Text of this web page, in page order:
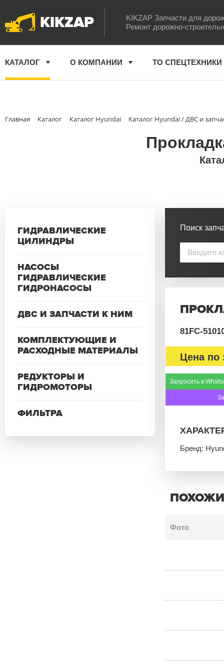
KIKZAP
KIKZAP Запчасти для
Ремонт дорожно-
КАТАЛОГ О КОМПАНИИ ТО СПЕЦТЕХНИКИ
Главная Каталог Каталог Hyundai Каталог Hyundai / ДВС и
ГИДРАВЛИЧЕСКИЕ
ЦИЛИНДРЫ
НАСОСЫ
ГИДРАВЛИЧЕСКИЕ
ГИДРОНАСОСЫ
ДВС И ЗАПЧАСТИ К НИМ
КОМПЛЕКТУЮЩИЕ И
РАСХОДНЫЕ МАТЕРИАЛЫ
РЕДУКТОРЫ И
ГИДРОМОТОРЫ
ФИЛЬТРА
Поиск
81FC-
Цена по
Запросить в
Бренд:
Фото